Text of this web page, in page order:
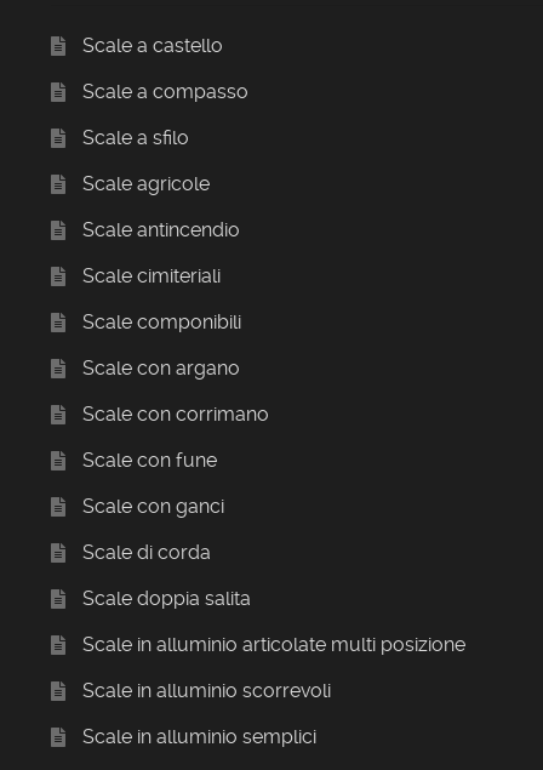
Scale a castello
Scale a compasso
Scale a sfilo
Scale agricole
Scale antincendio
Scale cimiteriali
Scale componibili
Scale con argano
Scale con corrimano
Scale con fune
Scale con ganci
Scale di corda
Scale doppia salita
Scale in alluminio articolate multi posizione
Scale in alluminio scorrevoli
Scale in alluminio semplici